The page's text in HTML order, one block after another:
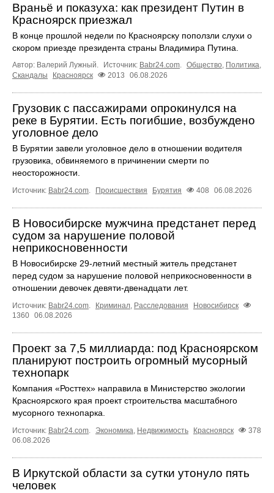
Враньё и показуха: как президент Путин в
Красноярск приезжал
В конце прошлой недели по Красноярску поползли слухи о
скором приезде президента страны Владимира Путина.
Автор: Валерий Лужный. Источник: Babr24.com Общество Политика
Скандалы
Красноярск 2013 06.08.2026
Грузовик с пассажирами опрокинулся на
реке в Бурятии. Есть погибшие, возбуждено
уголовное дело
В Бурятии завели уголовное дело в отношении водителя
грузовика, обвиняемого в причинении смерти по
неосторожности.
Источник: Babr24.com Происшествия Бурятия 408 06.08.2026
В Новосибирске мужчина предстанет перед
судом за нарушение половой
неприкосновенности
В Новосибирске 29-летний местный житель предстанет
перед судом за нарушение половой неприкосновенности в
отношении девочек девяти-двенадцати лет.
Источник: Babr24.com. Криминал, Расследования
Новосибирск
1360 06.08.2026
Проект за 7,5 миллиарда: под Красноярском
планируют построить огромный мусорный
технопарк
Компания «Росттех» направила в Министерство экологии
Красноярского края проект строительства масштабного
мусорного технопарка.
Источник: Babr24.com. Экономика, Недвижимость Красноярск
378
06.08.2026
В Иркутской области за сутки утонуло пять
человек